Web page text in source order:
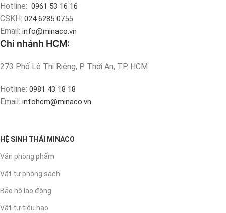
Hotline: 0961 53 16 16
CSKH: 024 6285 0755
Email: info@minaco.vn
Chi nhánh HCM:
273 Phố Lê Thị Riêng, P. Thới An, TP. HCM
Hotline: 0981 43 18 18
Email: infohcm@minaco.vn
HỆ SINH THÁI MINACO
Văn phòng phẩm
Vật tư phòng sạch
Bảo hộ lao động
Vật tư tiêu hao